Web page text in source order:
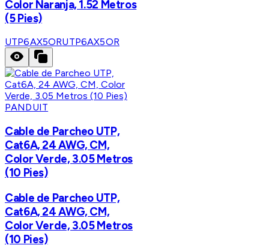
Color Naranja, 1.52 Metros
(5 Pies)
UTP6AX5ORUTP6AX5OR
PANDUIT
Cable de Parcheo UTP,
Cat6A, 24 AWG, CM,
Color Verde, 3.05 Metros
(10 Pies)
Cable de Parcheo UTP,
Cat6A, 24 AWG, CM,
Color Verde, 3.05 Metros
(10 Pies)